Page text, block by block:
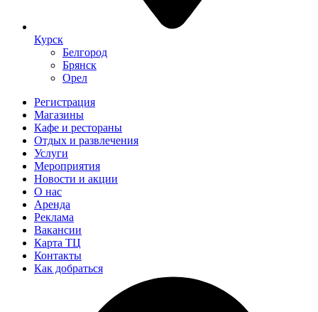
Курск
Белгород
Брянск
Орел
Регистрация
Магазины
Кафе и рестораны
Отдых и развлечения
Услуги
Мероприятия
Новости и акции
О нас
Аренда
Реклама
Вакансии
Карта ТЦ
Контакты
Как добраться